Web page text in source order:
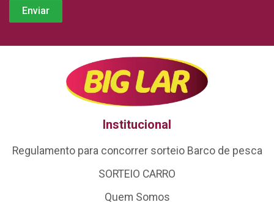
Institucional
Regulamento para concorrer sorteio Barco de pesca
SORTEIO CARRO
Quem Somos